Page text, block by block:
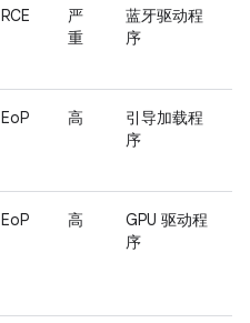
RCE
严
重
蓝牙驱动程
序
EoP 高
引导加载程
序
EoP 高
GPU 驱动程
序